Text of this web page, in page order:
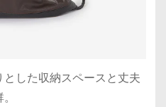
した収納スペースと丈夫